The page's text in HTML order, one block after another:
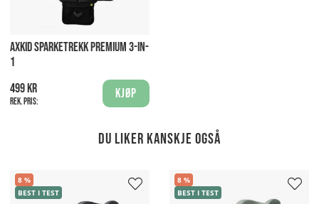
AXKID SPARKETREKK PREMIUM 3-IN-
1
499 kr
Rek. pris:
Kjøp
Du liker kanskje også
8
BEST I TEST
8
BEST I TEST